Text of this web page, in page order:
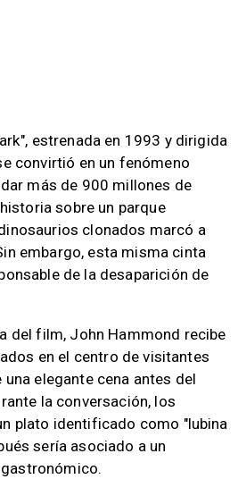
estrenada en 1993 y dirigida
convirtió en un fenómeno
más de 900 millones de
sobre un parque
clonados marcó a
embargo, esta misma cinta
de la desaparición de
del film, John Hammond recibe
en el centro de visitantes
elegante cena antes del
la conversación, los
plato identificado como "lubina
sería asociado a un